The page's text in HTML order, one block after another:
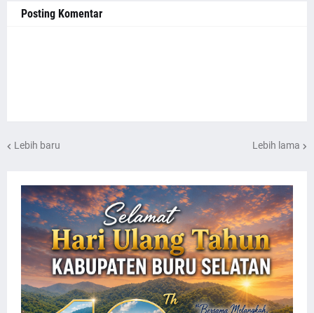
Posting Komentar
Lebih baru Lebih lama